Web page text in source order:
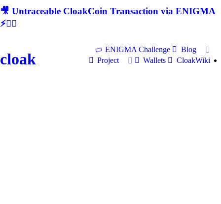
🎥 Untraceable CloakCoin Transaction via ENIGMA
⚡🕵‍♂
cloak
ENIGMA Challenge
Blog
Project
Wallets CloakWiki